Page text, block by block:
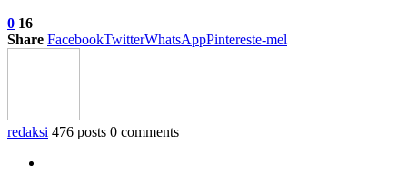
0 16
Share FacebookTwitterWhatsAppPintereste-mel
redaksi 476 posts 0 comments